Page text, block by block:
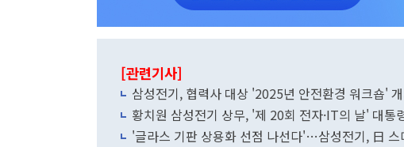
[관련기사]
삼성전기, 협력사 대상 '2025년 안전환경 워크숍'
황치원 삼성전기 상무, '제 20회 전자·IT의 날' 대통
'글라스 기판 상용화 선점 나선다'…삼성전기, 日 스